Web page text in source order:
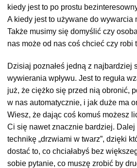
kiedy jest to po prostu
A kiedy jest to używane do wywarcia
Także musimy się domyślić czy
nas może od nas coś chcieć czy robi
Dzisiaj poznałeś jedną z najbardziej
wywierania wpływu. Jest to reguła
już, że ciężko się przed nią obronić,
w nas automatycznie, i jak duże ma
Wiesz, że dając coś komuś możesz
Ci się nawet znacznie bardziej. Dalej
technikę „drzwiami w twarz”, dzięki
dostać to, co chciałabyś bez
sobie pytanie, co muszę zrobić by